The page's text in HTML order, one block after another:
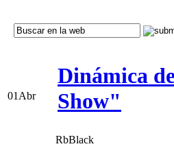
01 Abr
Dinámica
Show"
RbBlack